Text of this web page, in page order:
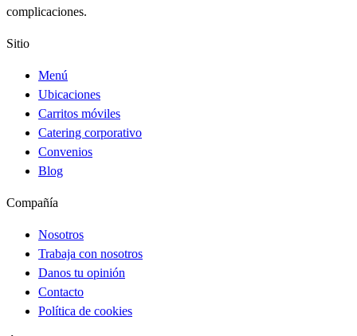
complicaciones.
Sitio
Menú
Ubicaciones
Carritos móviles
Catering corporativo
Convenios
Blog
Compañía
Nosotros
Trabaja con nosotros
Danos tu opinión
Contacto
Política de cookies